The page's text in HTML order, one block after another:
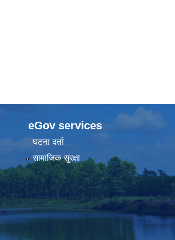
eGov services
घटना दर्ता
सामाजिक सुरक्षा